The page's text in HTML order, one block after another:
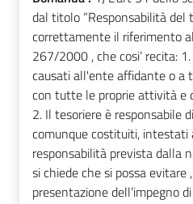
dal titolo “Responsabilità del
correttamente il riferimento
267/2000 , che cosi’ recita:
causati all'ente affidante o a
con tutte le proprie attività e
2. Il tesoriere è responsabile
comunque costituiti,
responsabilità prevista dalla
si chiede che si possa evitare
presentazione dell’impegno